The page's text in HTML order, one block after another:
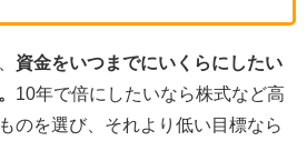
資金をいつまでにいくらにしたい
10年で倍にしたいなら株式など高
のを選び、それより低い目標なら